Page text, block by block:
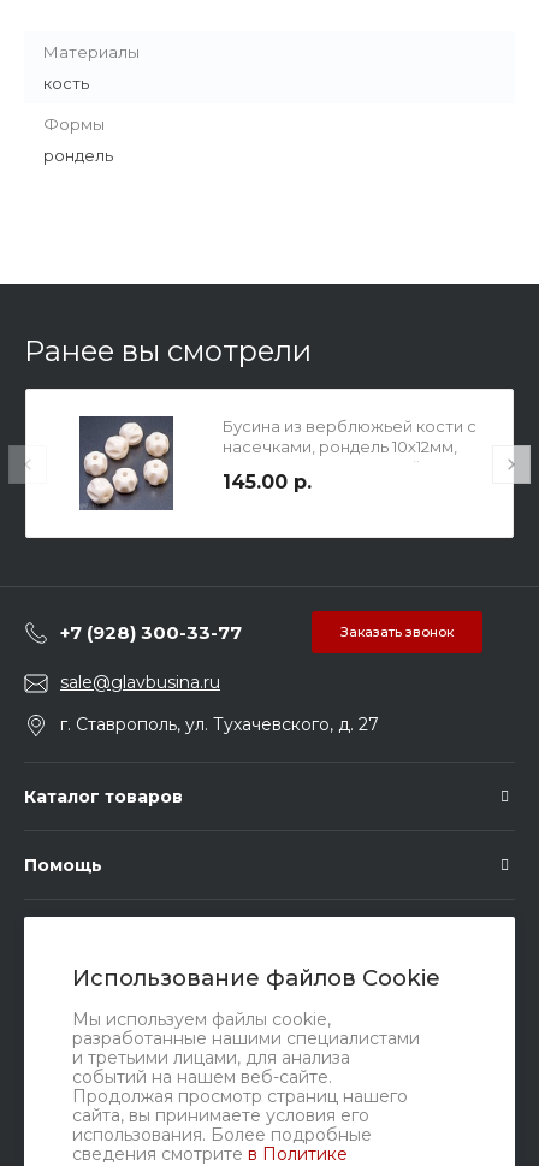
Использование файлов Cookie
Мы используем файлы cookie,
разработанные нашими специалистами
и третьими лицами, для анализа
событий на нашем веб-сайте.
Продолжая просмотр страниц нашего
сайта, вы принимаете условия его
использования. Более подробные
сведения смотрите в Политике
Материалы
кость
Формы
рондель
Ранее вы смотрели
Бусина из верблюжьей кости с
насечками, рондель 10х12мм,
отв.2мм, цвет молочный.
145.00 р.
+7 (928) 300-33-77 Заказать звонок
sale@glavbusina.ru
г. Ставрополь, ул. Тухачевского, д. 27
Каталог товаров
Помощь